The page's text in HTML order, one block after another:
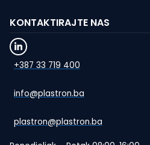
KONTAKTIRAJTE NAS
+387 33 719 400
info@plastron.ba
plastron@plastron.ba